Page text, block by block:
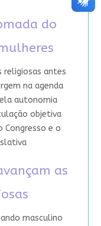
do
religiosas antes
na agenda
autonomia
objetiva
Congresso e o
as
masculino